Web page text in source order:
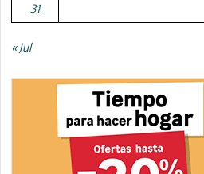
31
« Jul